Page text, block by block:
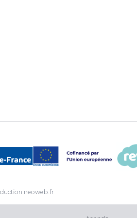
neoweb.fr